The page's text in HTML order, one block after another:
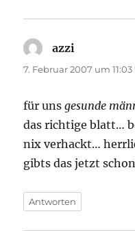
azzi
7. Februar 2007 um 11:03
für unsgesunde
das richtige blatt…
nix verhackt…
gibts das jetzt
Antworten